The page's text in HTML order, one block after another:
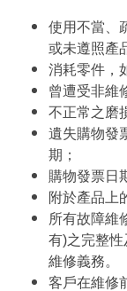
使用不當、
或未遵照產
消耗零件，
曾遭受非維
不正常之磨
遺失購物發
期；
購物發票日
附於產品上
所有故障維
有)之完整
維修義務。
客戶在維修